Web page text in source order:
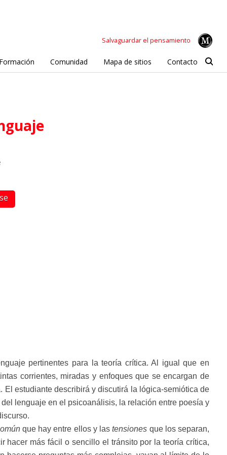
Salvaguardar el pensamiento
Formación Comunidad Mapa de sitios Contacto
pertinentes para la teoría crítica. Al igual que en
corrientes, miradas y enfoques que se encargan de
estudiante describirá y discutirá la lógica-semiótica de
lenguaje en el psicoanálisis, la relación entre poesía y
que hay entre ellos y lastensiones que los separan,
hacer más fácil o sencillo el tránsito por la teoría crítica,